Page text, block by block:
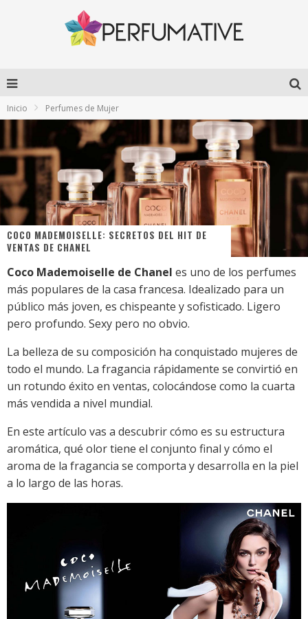
Inicio Perfumes de Mujer
COCO MADEMOISELLE: SECRETOS DEL HIT DE
VENTAS DE CHANEL
Coco Mademoiselle de Chanel es uno de los perfumes
más populares de la casa francesa. Idealizado para un
público más joven, es chispeante y sofisticado. Ligero
pero profundo. Sexy pero no obvio.
La belleza de su composición ha conquistado mujeres de
todo el mundo. La fragancia rápidamente se convirtió en
un rotundo éxito en ventas, colocándose como la cuarta
más vendida a nivel mundial.
En este artículo vas a descubrir cómo es su estructura
aromática, qué olor tiene el conjunto final y cómo el
aroma de la fragancia se comporta y desarrolla en la piel
a lo largo de las horas.